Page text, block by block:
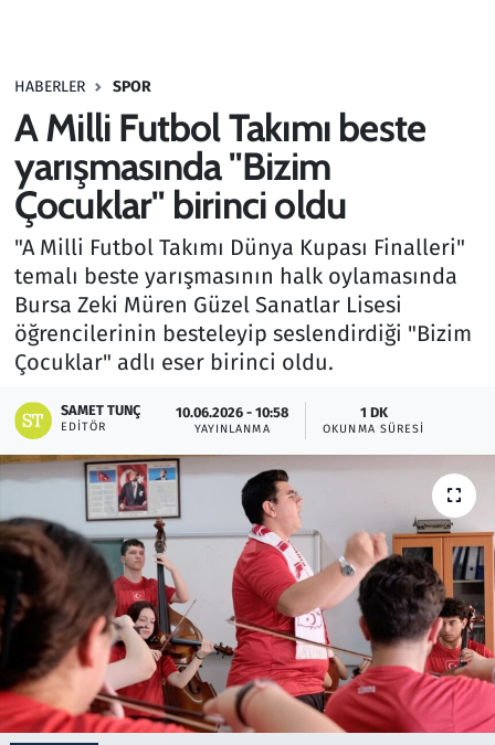
HABERLER SPOR
A Milli Futbol Takımı beste
yarışmasında "Bizim
Çocuklar" birinci oldu
"A Milli Futbol Takımı Dünya Kupası Finalleri"
temalı beste yarışmasının halk oylamasında
Bursa Zeki Müren Güzel Sanatlar Lisesi
öğrencilerinin besteleyip seslendirdiği "Bizim
Çocuklar" adlı eser birinci oldu.
SAMET TUNÇ
EDITÖR
10.06.2026 - 10:58
YAYINLANMA
1 DK
OKUNMA SÜRESI
Haber
Kurumsal Haberler
Lezzet Durağı
Memur ve Kamu
Otomobil
Oyun
Ramazan
Resmi İlanlar
Rüya Tabirleri
Sağlık
Savunma Sanayi